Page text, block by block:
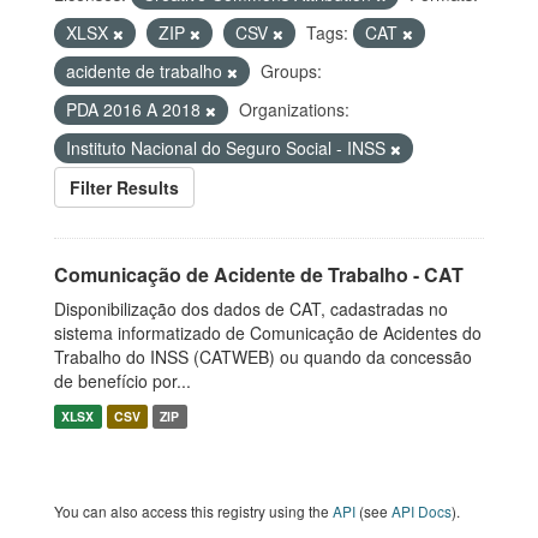
XLSX
ZIP CSV Tags:
CAT
acidente de trabalho
Groups:
PDA 2016 A 2018
Organizations:
Instituto Nacional do Seguro Social - INSS
Filter Results
Comunicação de Acidente de Trabalho - CAT
Disponibilização dos dados de CAT, cadastradas no
sistema informatizado de Comunicação de Acidentes do
Trabalho do INSS (CATWEB) ou quando da concessão
de benefício por...
XLSX CSV ZIP
You can also access this registry using the API (see API Docs).